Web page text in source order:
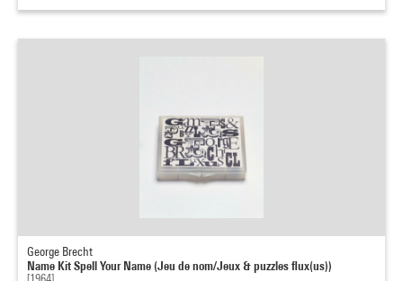
George Brecht
Name Kit Spell Your Name (Jeu de nom/Jeux & puzzles flux(us))